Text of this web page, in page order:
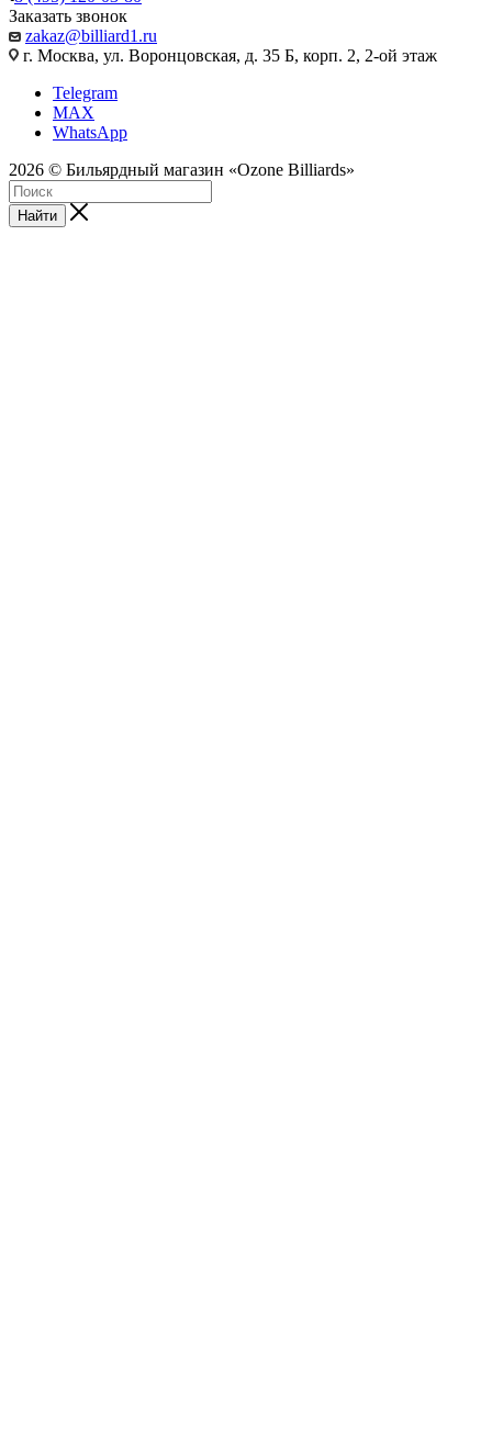
Заказать звонок
zakaz@billiard1.ru
г. Москва, ул. Воронцовская, д. 35 Б, корп. 2, 2-ой этаж
Telegram
MAX
WhatsApp
2026 © Бильярдный магазин «Ozone Billiards»
Найти